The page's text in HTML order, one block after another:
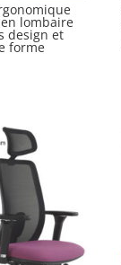
lombaire
design et
forme